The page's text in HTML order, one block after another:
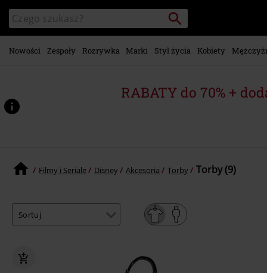
głównej
zawartości
Wyszukaj
katalog
Szukaj
Nowości Zespoły Rozrywka Marki Styl życia Kobiety
RABATY do 70% +
Filmy i Seriale Disney Akcesoria Torby Torby (9)